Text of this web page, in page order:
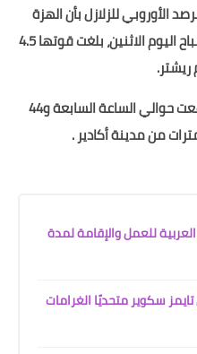
الأوروبي للزلازل بأن الهزة
الأرضية التي َضربت مدينة أكادير صباح اليوم الاثنين، بلغت قوتها 4.5
وأوضح المرصد بأن هذه الهزة، وقعت حوالي الساعة السابعة و44
للعمل والإقامة لمدة
سكوير متحديًا الغرامات